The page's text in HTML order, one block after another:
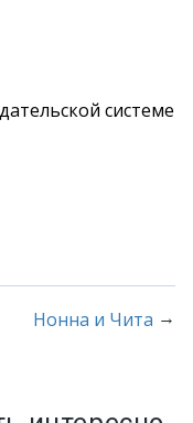
системе
Нонна и Чита →